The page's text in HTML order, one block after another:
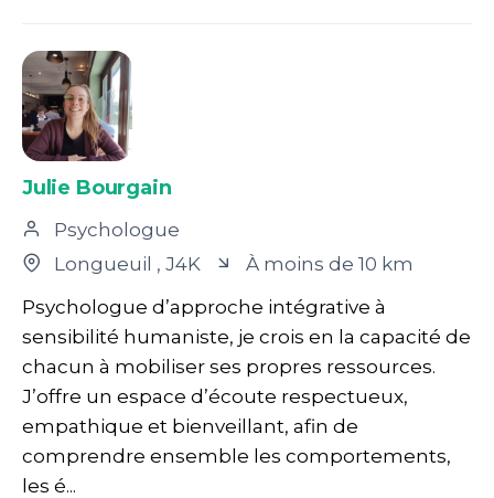
Julie Bourgain
Psychologue
Longueuil , J4K
À moins de 10 km
Psychologue d’approche intégrative à
sensibilité humaniste, je crois en la capacité de
chacun à mobiliser ses propres ressources.
J’offre un espace d’écoute respectueux,
empathique et bienveillant, afin de
comprendre ensemble les comportements,
les é...